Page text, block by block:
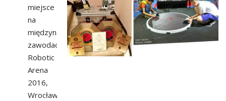
miejsce
na
międzynarodowych
zawodach
Robotic
Arena
2016,
Wrocław,